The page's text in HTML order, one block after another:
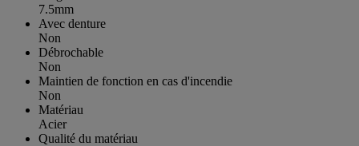
7.5mm
Avec denture
Non
Débrochable
Non
Maintien de fonction en cas d'incendie
Non
Matériau
Acier
Qualité du matériau